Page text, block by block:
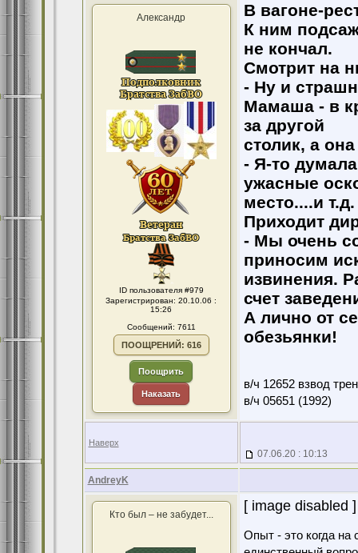
Александр
ID пользователя #979
Зарегистрирован: 20.10.06 :
15:26
Сообщений: 7611
ПООЩРЕНИЙ: 616
Поощрить
Наказать
В вагоне-
К ним
не кончал.
Смотрит на
- Ну и
Мамаша - в
за другой
столик, а
- Я-то
ужасные
место....и т.д.
Приходит
- Мы очень
приносим
извинения.
счет
А лично от
обезьянки!
в/ч 12652 взвод
в/ч 05651 (1992)
Наверх
07.06.20 : 10:13
AndreyK
Кто был – не забудет...
[ image disabled ]
Опыт - это когда на